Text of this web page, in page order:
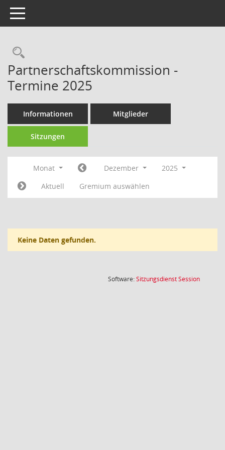
Toggle navigation
Rechercheauswahl
Partnerschaftskommission -
Termine 2025
Informationen Mitglieder
Sitzungen
Monat Dezember
2025
Aktuell
Gremium auswählen
Keine Daten gefunden.
Software:SitzungsdienstSession(Wird in